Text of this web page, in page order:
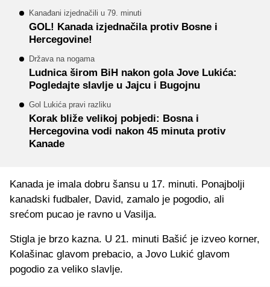
Kanađani izjednačili u 79. minuti
GOL! Kanada izjednačila protiv Bosne i
Hercegovine!
Država na nogama
Ludnica širom BiH nakon gola Jove Lukića:
Pogledajte slavlje u Jajcu i Bugojnu
Gol Lukića pravi razliku
Korak bliže velikoj pobjedi: Bosna i
Hercegovina vodi nakon 45 minuta protiv
Kanade
Kanada je imala dobru šansu u 17. minuti. Ponajbolji
kanadski fudbaler, David, zamalo je pogodio, ali
srećom pucao je ravno u Vasilja.
Stigla je brzo kazna. U 21. minuti Bašić je izveo korner,
Kolašinac glavom prebacio, a Jovo Lukić glavom
pogodio za veliko slavlje.